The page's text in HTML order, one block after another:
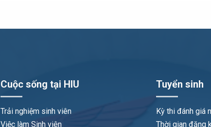
Cuộc sống tại HIU
Trải nghiệm sinh viên
Việc làm Sinh viên
Tuyển sinh
Kỳ thi đánh giá
Thời gian đăng